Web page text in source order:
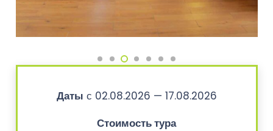
Даты с 02.08.2026 — 17.08.2026
Стоимость тура